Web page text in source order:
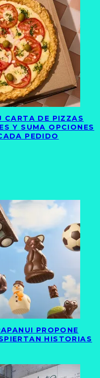
CARTA DE PIZZAS
Y SUMA OPCIONES
PEDIDO
PROPONE
HISTORIAS